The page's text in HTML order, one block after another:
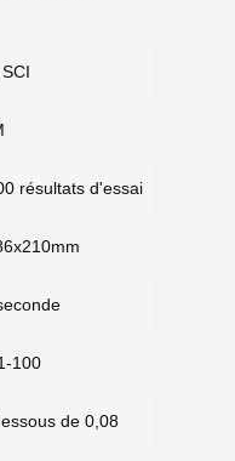
résultats d'essai
100
de 0,08